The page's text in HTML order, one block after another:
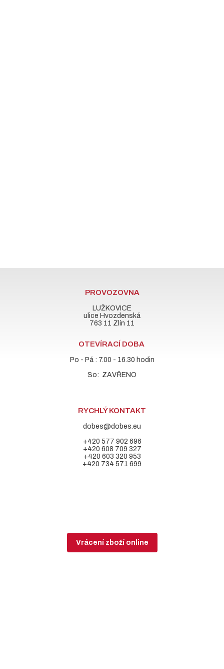
PROVOZOVNA
LUŽKOVICE
ulice Hvozdenská
763 11 Zlín 11
OTEVÍRACÍ DOBA
Po - Pá : 7.00 - 16.30 hodin
So: ZAVŘENO
RYCHLÝ KONTAKT
dobes@dobes.eu
+420 577 902 696
+420 608 709 327
+420 603 320 953
+420 734 571 699
Vrácení zboží online